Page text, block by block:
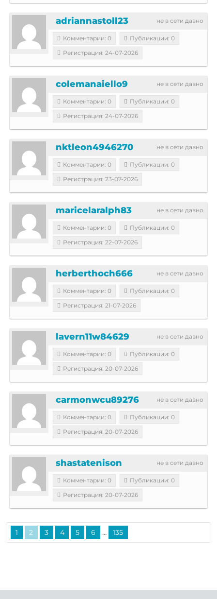
не в сети давно
adriannastoll23
Комментарии: 0
Публикации: 0
Регистрация: 24-07-2026
не в сети давно
colemanaiello9
Комментарии: 0
Публикации: 0
Регистрация: 24-07-2026
не в сети давно
nktleon4946270
Комментарии: 0
Публикации: 0
Регистрация: 23-07-2026
не в сети давно
maricelaralph83
Комментарии: 0
Публикации: 0
Регистрация: 22-07-2026
не в сети давно
herberthoch666
Комментарии: 0
Публикации: 0
Регистрация: 21-07-2026
не в сети давно
lavern11w84629
Комментарии: 0
Публикации: 0
Регистрация: 20-07-2026
не в сети давно
carmonwcu89276
Комментарии: 0
Публикации: 0
Регистрация: 20-07-2026
не в сети давно
shastatenison
Комментарии: 0
Публикации: 0
Регистрация: 20-07-2026
1 2 3 4 5 6 ... 135